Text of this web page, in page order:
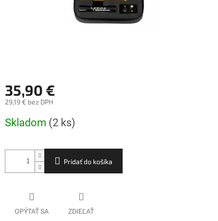
35,90 €
29,19 € bez DPH
cena:
Skladom (2 ks)
Pridať do košíka
OPÝTAŤ SA ZDIEĽAŤ